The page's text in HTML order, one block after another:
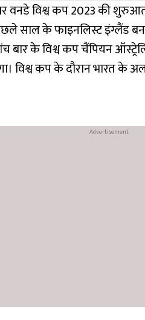
वनडे विश्व कप 2023 की
साल के फाइनलिस्ट इंग्लैंड
बार के विश्व कप चैंपियन
विश्व कप के दौरान भारत के